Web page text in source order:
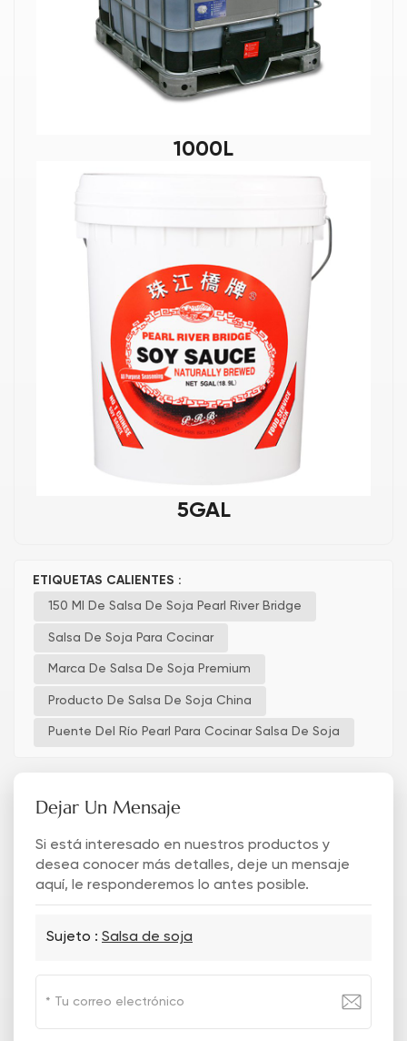
1000L
5GAL
ETIQUETAS CALIENTES :
150 Ml De Salsa De Soja Pearl River Bridge
Salsa De Soja Para Cocinar
Marca De Salsa De Soja Premium
Producto De Salsa De Soja China
Puente Del Río Pearl Para Cocinar Salsa De Soja
Dejar Un Mensaje
Si está interesado en nuestros productos y
desea conocer más detalles, deje un mensaje
aquí, le responderemos lo antes posible.
Sujeto : Salsa de soja